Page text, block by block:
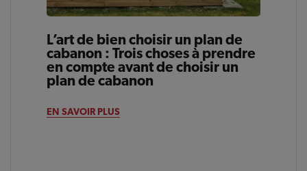
L’art de bien choisir un plan de
cabanon : Trois choses à prendre
en compte avant de choisir un
plan de cabanon
EN SAVOIR PLUS